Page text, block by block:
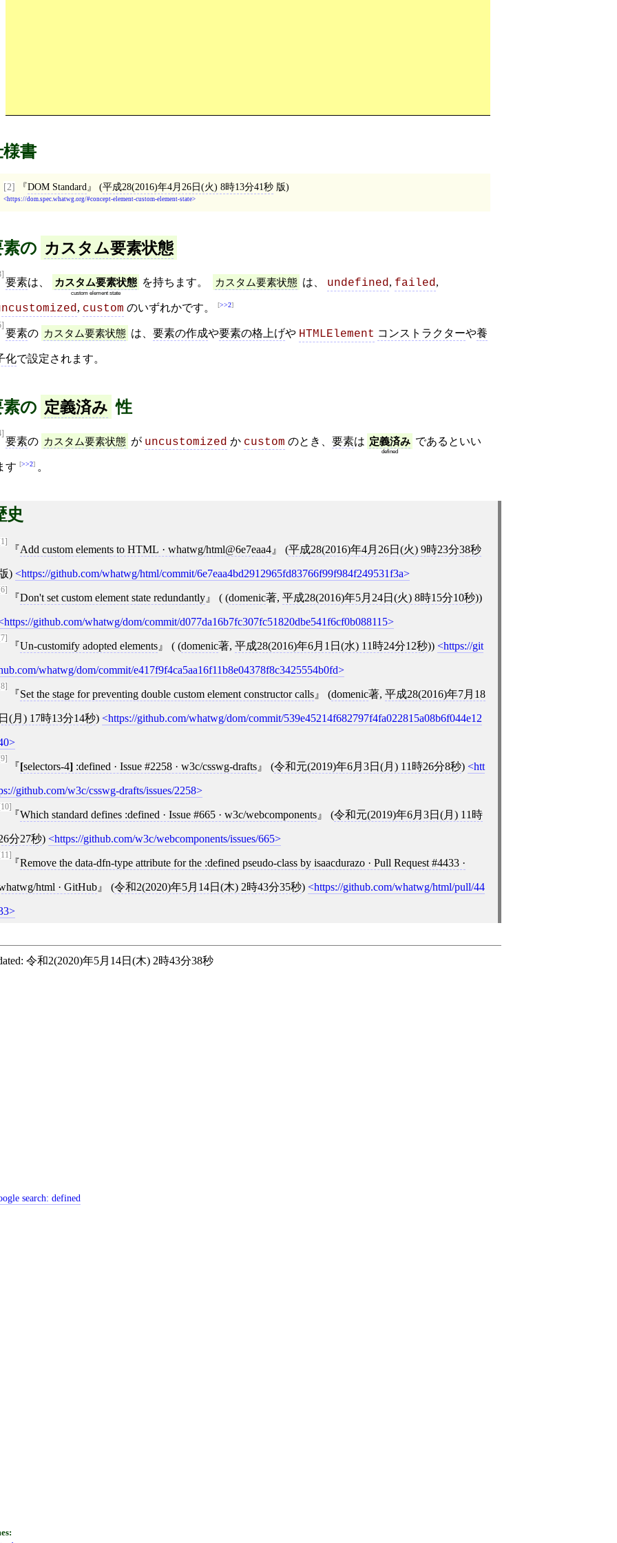
書
[2] DOM Standard (平成28(2016)年4月26日(火) 8時13分41秒版)
https://dom.spec.whatwg.org/#concept-element-custom-element-state
の カスタム要素状態
要素は、 カスタム要素状態
custom element state
を持ちます。 カスタム要素状態 は、 undefined, failed,
, custom のいずれかです。 >>2
要素の カスタム要素状態 は、 要素の作成や要素の格上げや HTMLElement コンストラクターや養
化で設定されます。
の 定義済み 性
要素の カスタム要素状態 が uncustomized か custom のとき、 要素は 定義済み
defined
であるといい
す >>2 。
史
Add custom elements to HTML · whatwg/html@6e7eaa4 (平成28(2016)年4月26日(火) 9時23分38秒
) https://github.com/whatwg/html/commit/6e7eaa4bd2912965fd83766f99f984f249531f3a
Don't set custom element state redundantly ( (domenic著, 平成28(2016)年5月24日(火) 8時15分10秒))
https://github.com/whatwg/dom/commit/d077da16b7fc307fc51820dbe541f6cf0b088115
Un-customify adopted elements ( (domenic著, 平成28(2016)年6月1日(水) 11時24分12秒)) https://git
whatwg/dom/commit/e417f9f4ca5aa16f11b8e04378f8c3425554b0fd
Set the stage for preventing double custom element constructor calls (domenic著, 平成28(2016)年7月18
(月) 17時13分14秒) https://github.com/whatwg/dom/commit/539e45214f682797f4fa022815a08b6f044e12
[selectors-4]:defined · Issue #2258 · w3c/csswg-drafts (令和元(2019)年6月3日(月) 11時26分8秒) htt
github.com/w3c/csswg-drafts/issues/2258
Which standard defines :defined · Issue #665 · w3c/webcomponents (令和元(2019)年6月3日(月) 11時
分27秒) https://github.com/w3c/webcomponents/issues/665
Remove the data-dfn-type attribute for the :defined pseudo-class by isaacdurazo · Pull Request #4433 ·
html · GitHub (令和2(2020)年5月14日(木) 2時43分35秒) https://github.com/whatwg/html/pull/44
令和2(2020)年5月14日(木) 2時43分38秒
search:defined